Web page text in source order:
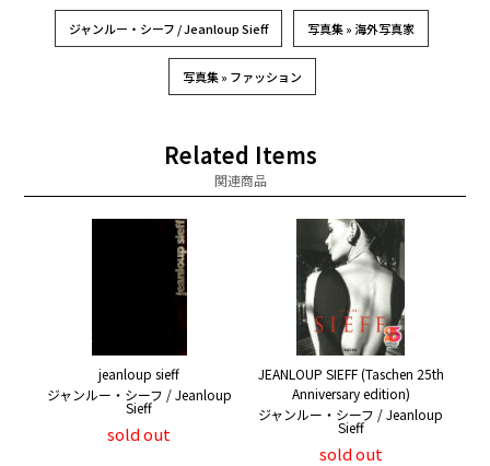
ジャンルー・シーフ / Jeanloup Sieff 写真集 » 海外写真家
写真集 » ファッション
Related Items
関連商品
jeanloup sieff
ジャンルー・シーフ / Jeanloup
Sieff
sold out
JEANLOUP SIEFF (Taschen 25th
Anniversary edition)
ジャンルー・シーフ / Jeanloup
Sieff
sold out